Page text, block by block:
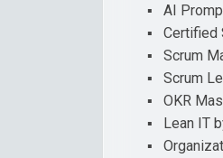
▪ AI
▪ Certified
▪ Scrum
▪ Scrum
▪ OKR
▪ Lean IT
▪